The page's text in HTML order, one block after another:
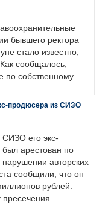
бывшего ректора
стало известно,
сообщалось,
по собственному
продюсера из СИЗО
СИЗО его экс-
арестован по
авторских
сообщили, что он
рублей.
пресечения.